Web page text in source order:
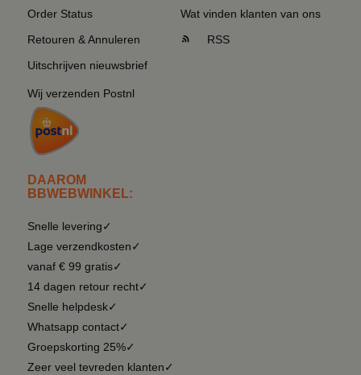
Order Status
Retouren & Annuleren
Uitschrijven nieuwsbrief
Wij verzenden Postnl
DAAROM
BBWEBWINKEL:
Snelle levering✓
Lage verzendkosten✓
vanaf € 99 gratis✓
14 dagen retour recht✓
Snelle helpdesk✓
Whatsapp contact✓
Groepskorting 25%✓
Zeer veel tevreden klanten✓
Wat vinden klanten van ons
RSS